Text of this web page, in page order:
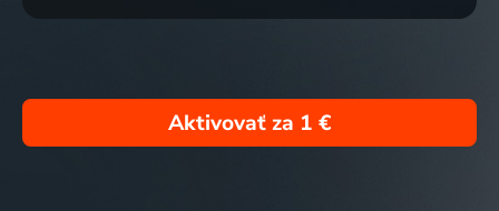
Aktivovať za 1 €